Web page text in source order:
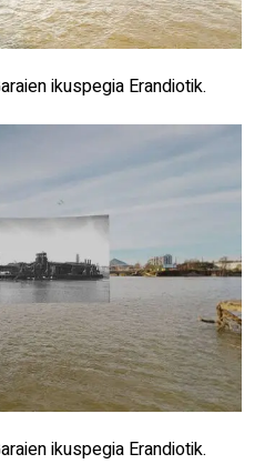
ikuspegia Erandiotik.
ikuspegia Erandiotik.